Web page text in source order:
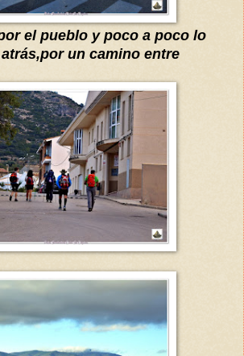
el pueblo y poco a poco lo
atrás,por un camino entre